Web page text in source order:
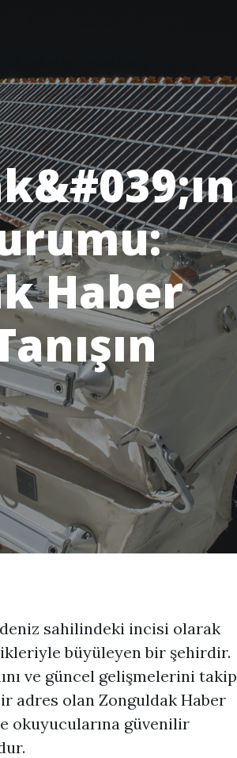
Haber
sahilindeki incisi olarak
büyüleyen bir şehirdir.
ve güncel gelişmelerini takip
adres olan Zonguldak Haber
okuyucularına güvenilir